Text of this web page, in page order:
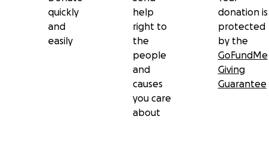
quickly
and
easily
help
right to
the
people
and
causes
you care
about
donation is
protected
by the
GoFundMe
Giving
Guarantee